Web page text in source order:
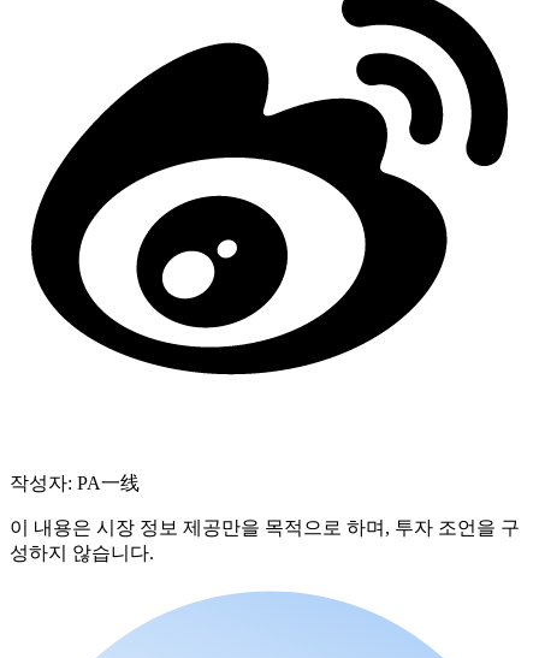
작성자: PA一线
이 내용은 시장 정보 제공만을 목적으로 하며, 투자 조언을 구
성하지 않습니다.